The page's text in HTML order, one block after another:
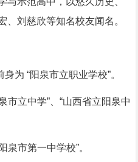
、刘慈欣等知名校友闻名。
为 “阳泉市立职业学校”。
市立中学”、“山西省立阳泉中
泉市第一中学校”。